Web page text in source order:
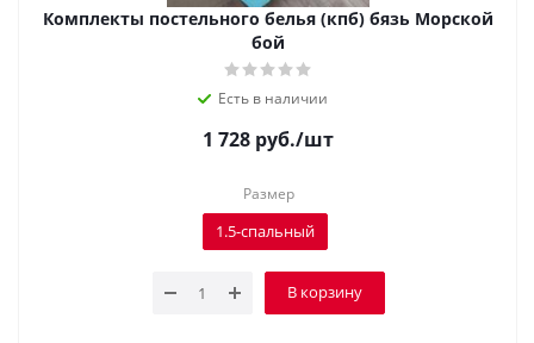
Комплекты постельного белья (кпб) бязь Морской
бой
Есть в наличии
1 728 руб./шт
Размер
1.5-спальный
В корзину